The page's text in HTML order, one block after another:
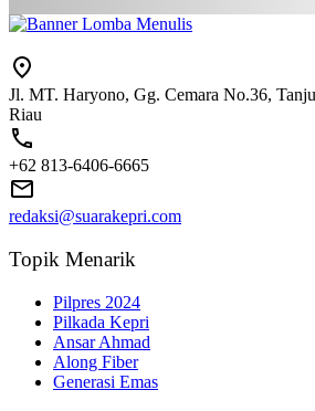
Jl. MT. Haryono, Gg. Cemara No.36,
Riau
+62 813-6406-6665
redaksi@suarakepri.com
Topik Menarik
Pilpres 2024
Pilkada Kepri
Ansar Ahmad
Along Fiber
Generasi Emas